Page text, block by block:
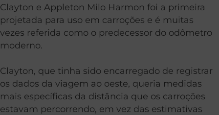
Clayton e Appleton Milo Harmon foi a primeira
projetada para uso em carroções e é muitas
vezes referida como o predecessor do odômetro
moderno.
Clayton, que tinha sido encarregado de registrar
os dados da viagem ao oeste, queria medidas
mais específicas da distância que os carroções
estavam percorrendo, em vez das estimativas